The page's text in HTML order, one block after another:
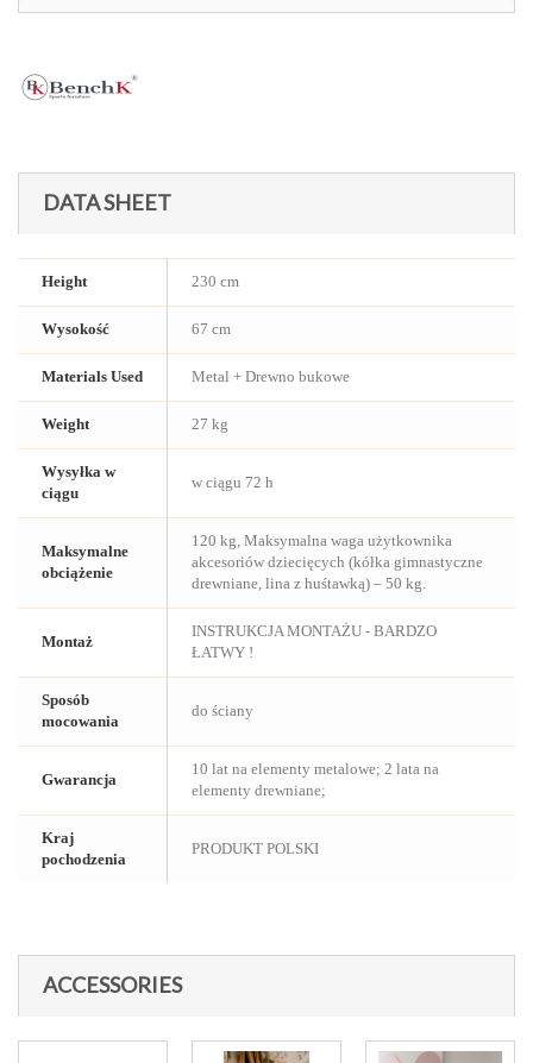
DATA SHEET
Height 230 cm
Wysokość 67 cm
Materials Used Metal + Drewno bukowe
Weight 27 kg
Wysyłka w
ciągu
w ciągu 72 h
Maksymalne
obciążenie
120 kg, Maksymalna waga użytkownika
akcesoriów dziecięcych (kółka gimnastyczne
drewniane, lina z huśtawką) – 50 kg.
Montaż
INSTRUKCJA MONTAŻU - BARDZO
ŁATWY !
Sposób
mocowania
do ściany
Gwarancja
10 lat na elementy metalowe; 2 lata na
elementy drewniane;
Kraj
pochodzenia
PRODUKT POLSKI
ACCESSORIES